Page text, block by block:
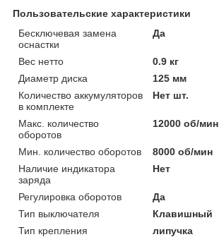
Пользовательские характеристики
Бесключевая замена
оснастки
Да
Вес нетто
0.9 кг
Диаметр диска
125 мм
Количество аккумуляторов
в комплекте
Нет шт.
Макс. количество
оборотов
12000 об/мин
Мин. количество оборотов
8000 об/мин
Наличие индикатора
заряда
Нет
Регулировка оборотов
Да
Тип выключателя
Клавишный
Тип крепления
липучка